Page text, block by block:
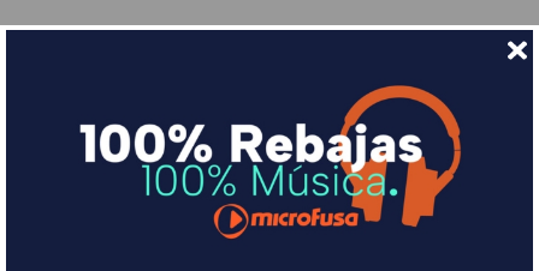
Financia tus compras con Sequra
Divide en 3 sin coste o hasta en 18 meses por una
pequeña cuota al mes con Sequra